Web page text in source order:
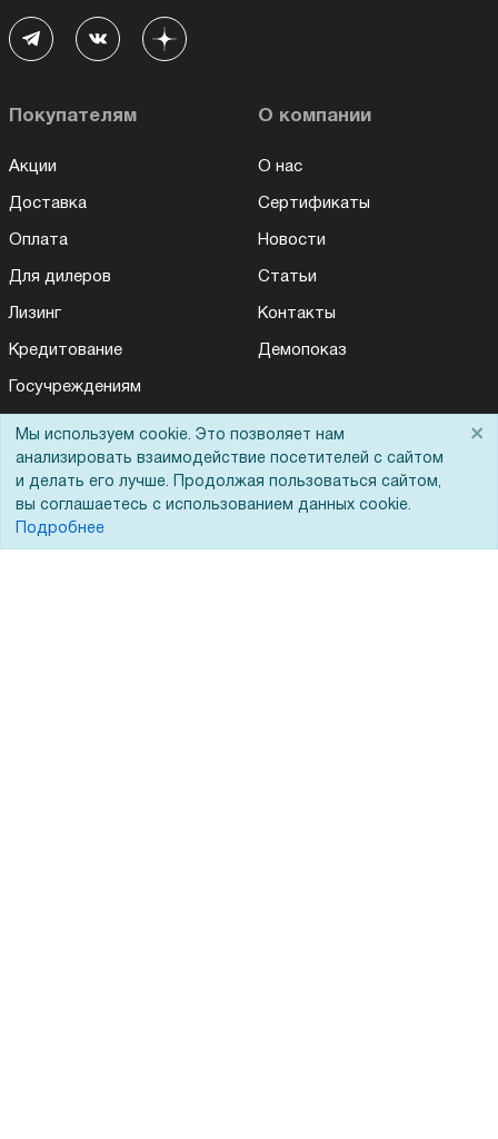
Покупателям
Акции
Доставка
Оплата
Для дилеров
Лизинг
Кредитование
Госучреждениям
Бренды
О компании
О нас
Сертификаты
Новости
Статьи
Контакты
Демопоказ
Мы используем cookie. Это позволяет нам
анализировать взаимодействие посетителей с сайтом
и делать его лучше. Продолжая пользоваться сайтом,
вы соглашаетесь с использованием данных cookie.
Подробнее
×